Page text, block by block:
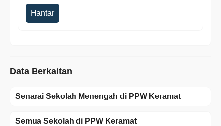
Hantar
Data Berkaitan
Senarai Sekolah Menengah di PPW Keramat
Semua Sekolah di PPW Keramat